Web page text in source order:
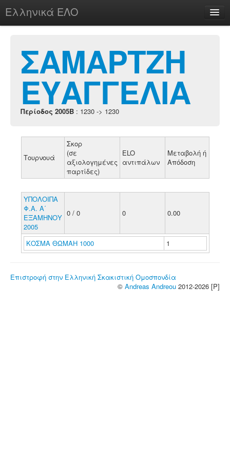
Ελληνικά ΕΛΟ
chesstu.be @ discord
Login
ΣΑΜΑΡΤΖΗ
ΕΥΑΓΓΕΛΙΑ
Περίοδος 2005B : 1230 -> 1230
Τουρνουά
Σκορ
(σε
αξιολογημένες
παρτίδες)
ELO
αντιπάλων
Μεταβολή ή
Απόδοση
ΥΠΟΛΟΙΠΑ
Φ.Α. Α΄
ΕΞΑΜΗΝΟΥ
2005
0 / 0 0 0.00
ΚΟΣΜΑ ΘΩΜΑΗ 1000 1
Επιστροφή στην Ελληνική Σκακιστική Ομοσπονδία
© Andreas Andreou 2012-2026 [P]